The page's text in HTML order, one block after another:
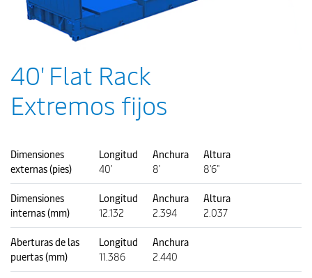
40' Flat Rack
Extremos fijos
Dimensiones
externas (pies)
Longitud
40'
Anchura
8'
Altura
8'6"
Dimensiones
internas (mm)
Longitud
12.132
Anchura
2.394
Altura
2.037
Aberturas de las
puertas (mm)
Longitud
11.386
Anchura
2.440